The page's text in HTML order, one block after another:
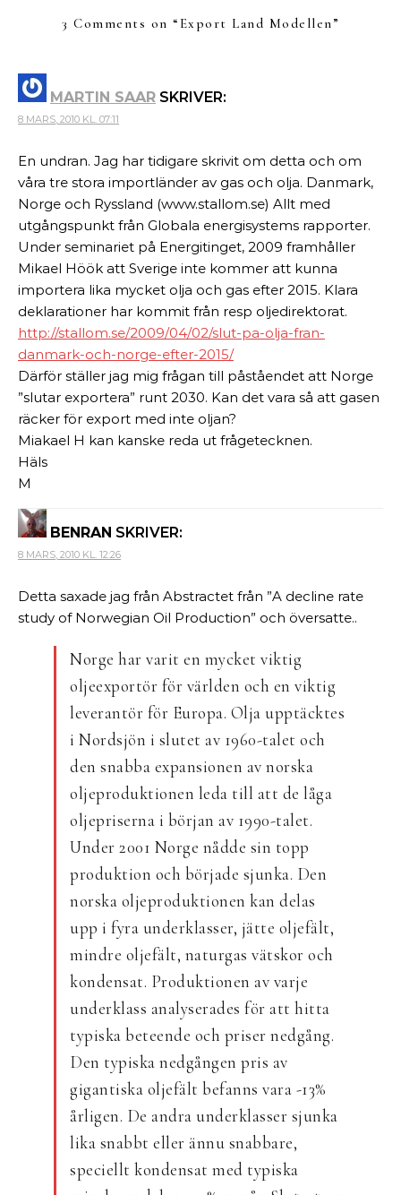
3 Comments on “ Export Land Modellen”
MARTIN SAAR SKRIVER:
8 MARS, 2010 KL. 07:11
En undran. Jag har tidigare skrivit om detta och om
våra tre stora importländer av gas och olja. Danmark,
Norge och Ryssland (www.stallom.se) Allt med
utgångspunkt från Globala energisystems rapporter.
Under seminariet på Energitinget, 2009 framhåller
Mikael Höök att Sverige inte kommer att kunna
importera lika mycket olja och gas efter 2015. Klara
deklarationer har kommit från resp oljedirektorat.
http://stallom.se/2009/04/02/slut-pa-olja-fran-
danmark-och-norge-efter-2015/
Därför ställer jag mig frågan till påståendet att Norge
”slutar exportera” runt 2030. Kan det vara så att gasen
räcker för export med inte oljan?
Miakael H kan kanske reda ut frågetecknen.
Häls
M
BENRAN SKRIVER:
8 MARS, 2010 KL. 12:26
Detta saxade jag från Abstractet från ”A decline rate
study of Norwegian Oil Production” och översatte..
Norge har varit en mycket viktig
oljeexportör för världen och en viktig
leverantör för Europa. Olja upptäcktes
i Nordsjön i slutet av 1960-talet och
den snabba expansionen av norska
oljeproduktionen leda till att de låga
oljepriserna i början av 1990-talet.
Under 2001 Norge nådde sin topp
produktion och började sjunka. Den
norska oljeproduktionen kan delas
upp i fyra underklasser, jätte oljefält,
mindre oljefält, naturgas vätskor och
kondensat. Produktionen av varje
underklass analyserades för att hitta
typiska beteende och priser nedgång.
Den typiska nedgången pris av
gigantiska oljefält befanns vara -13%
årligen. De andra underklasser sjunka
lika snabbt eller ännu snabbare,
speciellt kondensat med typiska